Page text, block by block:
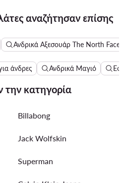
αναζήτησαν επίσης
Ανδρικά Αξεσουάρ The North Face
άνδρες Ανδρικά Μαγιό
την κατηγορία
Billabong
Jack Wolfskin
Superman